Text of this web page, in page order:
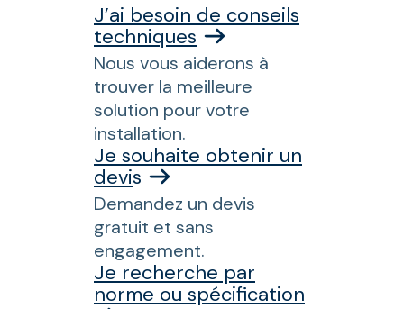
J’ai besoin de conseils
techniques
Nous vous aiderons à
trouver la meilleure
solution pour votre
installation.
Je souhaite obtenir un
devis
Demandez un devis
gratuit et sans
engagement.
Je recherche par
norme ou spécification